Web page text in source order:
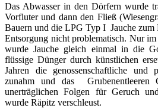
Das Abwasser in den Dörfern wurde
Vorfluter und dann den Fließ
Bauern und die LPG Typ I Jauche zum
Entsorgung nicht problematisch. Nur
wurde Jauche gleich einmal in die
flüssige Dünger durch künstlichen
Jahren die genossenschaftliche und
zunahm und das Grubenentleeren
unerträglichen Folgen für Geruch
wurde Räpitz verschleust.